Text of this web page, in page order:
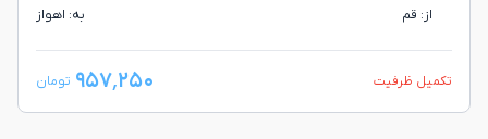
از: قم به: اهواز
تکمیل ظرفیت ۹۵۷٬۲۵۰ تومان